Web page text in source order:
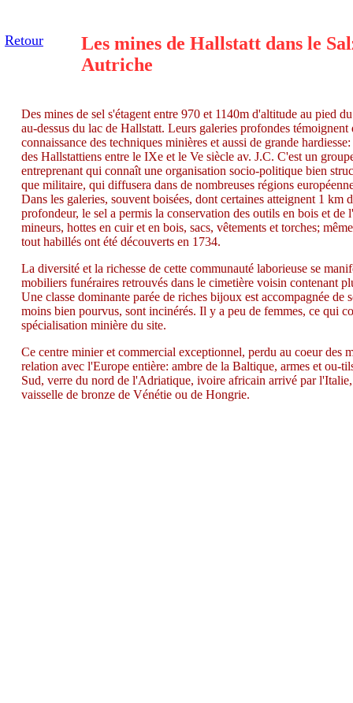
Des mines de sel s'étagent entre 970 et 1140m d'altitude au pied
au-dessus du lac de Hallstatt. Leurs galeries profondes témoignent
connaissance des techniques minières et aussi de grande
des Hallstattiens entre le IXe et le Ve siècle av. J.C. C'est un
entreprenant qui connaît une organisation socio-politique bien
que militaire, qui diffusera dans de nombreuses régions
Dans les galeries, souvent boisées, dont certaines atteignent 1 km
profondeur, le sel a permis la conservation des outils en bois et de
mineurs, hottes en cuir et en bois, sacs, vêtements et torches;
tout habillés ont été découverts en 1734.
La diversité et la richesse de cette communauté laborieuse se
mobiliers funéraires retrouvés dans le cimetière voisin contenant
Une classe dominante parée de riches bijoux est accompagnée de
moins bien pourvus, sont incinérés. Il y a peu de femmes, ce qui
spécialisation minière du site.
Ce centre minier et commercial exceptionnel, perdu au coeur des
relation avec l'Europe entière: ambre de la Baltique, armes et ou-
Sud, verre du nord de l'Adriatique, ivoire africain arrivé par l'Italie,
vaisselle de bronze de Vénétie ou de Hongrie.
Les mines de Hallstatt dans le
Autriche
Retour